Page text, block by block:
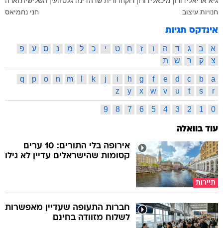
חנויות עיצוב
חני נחמיאס
אינדקס תגיות
א ב ג ד ה ו ז ח ט י כ ל מ נ ס ע
פ
צ
ק ר ש ת
a
b
c
d
e
f
g
h
i
j
k
m
n
o
p
q
r
s
t
u
v
w
x
y
z
0
1
2
3
4
5
6
7
8
9
עוד בוואלה
תיירות
אירופה בלי התורים: 10 ערים
קסומות שהישראלים עדיין לא גילו
חברות התעופה שעדיין מאפשרות
לשלוח מזוודה בחינם